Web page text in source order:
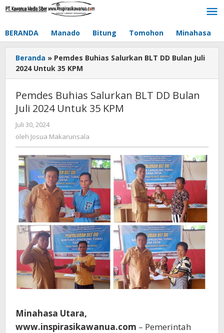
Lewati
BERANDA Manado Bitung Tomohon Minahasa
Beranda » Pemdes Buhias Salurkan BLT DD Bulan Juli
2024 Untuk 35 KPM
Pemdes Buhias Salurkan BLT DD Bulan
Juli 2024 Untuk 35 KPM
Juli 30, 2024
Josua
oleh Josua Makarunsala
Minahasa Utara,
www.inspirasikawanua.com – Pemerintah